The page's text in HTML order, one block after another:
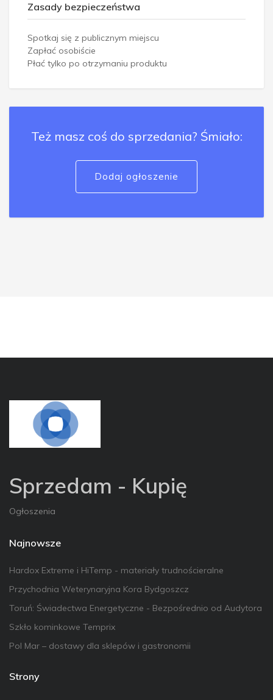
Zasady bezpieczeństwa
Spotkaj się z publicznym miejscu
Zapłać osobiście
Płać tylko po otrzymaniu produktu
Też masz coś do sprzedania? Śmiało:
Dodaj ogłoszenie
Sprzedam - Kupię
Ogłoszenia
Najnowsze
Hardox Extreme i HiTemp - materiały trudnościeralne
Przychodnia Weterynaryjna Kora Bydgoszcz
Toruń: Świadectwa Energetyczne - Bezpośrednio od Audytora
Szkło kominkowe Temprix
Pol Mar – dostawy dla sklepów i gastronomii
Strony